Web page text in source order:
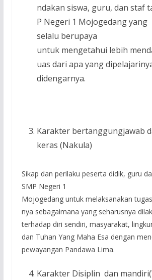
ndakan siswa, guru, dan staf
P Negeri 1 Mojogedang yang
selalu berupaya
untuk mengetahui lebih
uas dari apa yang
didengarnya.
Karakter bertanggungjawab
keras (Nakula)
Sikap dan perilaku peserta didik, guru
SMP Negeri 1
Mojogedang untuk melaksanakan
nya sebagaimana yang seharusnya
terhadap diri sendiri, masyarakat,
dan Tuhan Yang Maha Esa dengan
pewayangan Pandawa Lima.
Karakter Disiplin dan